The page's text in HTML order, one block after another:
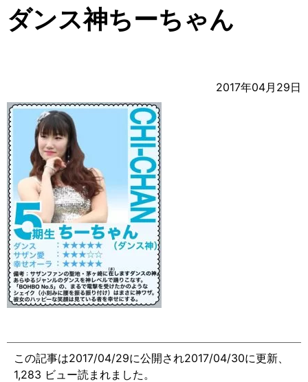
ダンス神ちーちゃん
2017年04月29日
この記事は2017/04/29に公開され2017/04/30に更新、
1,283 ビュー読まれました。